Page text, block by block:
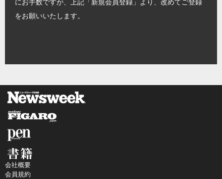
にお手数ですが、上記「新規会員登録」より、改めてご登録
をお願いいたします。
会社概要
会員規約